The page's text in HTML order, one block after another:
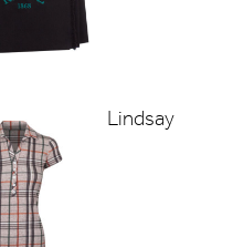
Lindsay